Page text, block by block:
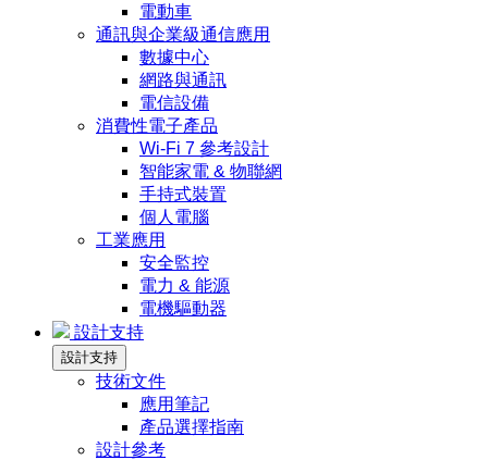
電動車
通訊與企業級通信應用
數據中心
網路與通訊
電信設備
消費性電子產品
Wi-Fi 7 參考設計
智能家電 & 物聯網
手持式裝置
個人電腦
工業應用
安全監控
電力 & 能源
電機驅動器
設計支持
設計支持
技術文件
應用筆記
產品選擇指南
設計參考